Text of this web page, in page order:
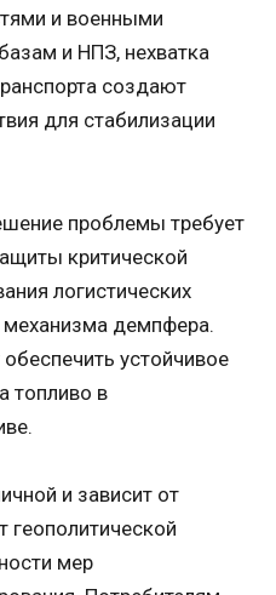
и военными
и НПЗ, нехватка
создают
для стабилизации
проблемы требует
критической
логистических
демпфера.
устойчивое
топливо в
и зависит от
мер